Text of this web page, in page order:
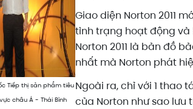
Tiếp thị sản phẩm tiêu
châu Á - Thái Bình
Giao diện Norton 2011
tình trạng hoạt động và
Norton 2011 là bản đồ
nhất mà Norton phát
Ngoài ra, chỉ với 1 thao
của Norton như sao lưu